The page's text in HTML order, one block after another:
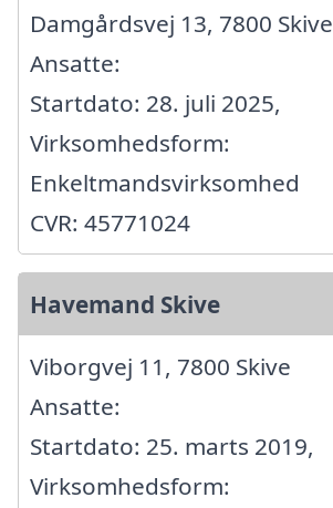
Damgårdsvej 13, 7800 Skive
Ansatte:
Startdato: 28. juli 2025,
Virksomhedsform:
Enkeltmandsvirksomhed
CVR: 45771024
Havemand Skive
Viborgvej 11, 7800 Skive
Ansatte:
Startdato: 25. marts 2019,
Virksomhedsform: